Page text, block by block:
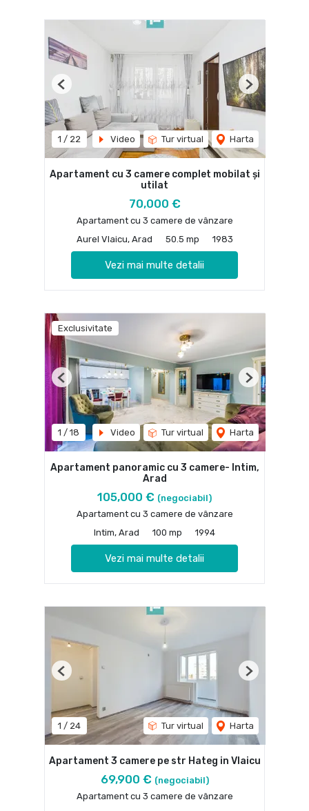
1 / 22 Video Tur virtual Harta
Previous Next
Apartament cu 3 camere complet mobilat și
utilat
70,000 €
Apartament cu 3 camere de vânzare
Aurel Vlaicu, Arad
50.5 mp 1983
Vezi mai multe detalii
Exclusivitate
1 / 18 Video Tur virtual Harta
Previous Next
Apartament panoramic cu 3 camere- Intim,
Arad
105,000 € (negociabil)
Apartament cu 3 camere de vânzare
Intim, Arad
100 mp 1994
Vezi mai multe detalii
1 / 24 Tur virtual Harta
Previous Next
Apartament 3 camere pe str Hateg in Vlaicu
69,900 € (negociabil)
Apartament cu 3 camere de vânzare